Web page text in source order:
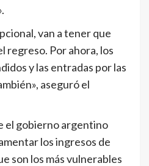
van a tener que
regreso. Por ahora, los
y las entradas por las
aseguró el
el gobierno argentino
los ingresos de
son los más vulnerables